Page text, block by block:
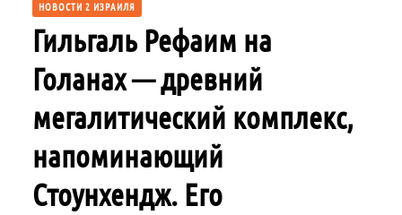
НОВОСТИ 2 ИЗРАИЛЯ
Гильгаль Рефаим на
Голанах — древний
мегалитический комплекс,
напоминающий
Стоунхендж. Его